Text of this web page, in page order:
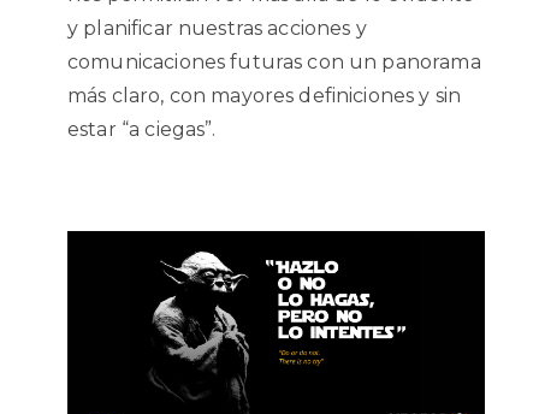
y planificar nuestras acciones y
comunicaciones futuras con un panorama
más claro, con mayores definiciones y sin
estar “a ciegas”.